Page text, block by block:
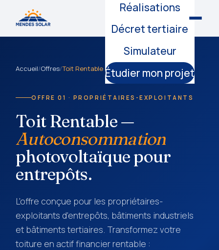
Réalisations
Décret tertiaire
Simulateur
Étudier mon projet
Accueil/Offres/Toit Rentable
OFFRE 01 · PROPRIÉTAIRES-EXPLOITANTS
Toit Rentable —
Autoconsommation
photovoltaïque pour
entrepôts.
L'offre conçue pour les propriétaires-
exploitants d'entrepôts, bâtiments industriels
et bâtiments tertiaires. Transformez votre
toiture en actif financier rentable :